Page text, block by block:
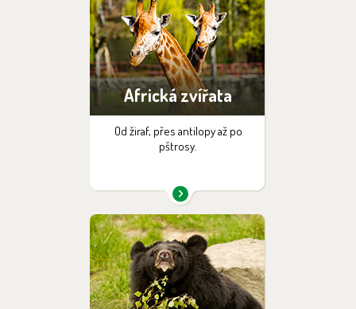
Africká zvířata
Od žiraf, přes antilopy až po
pštrosy.